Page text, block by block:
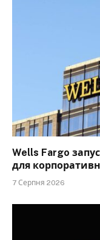
Wells Fargo
для
7 Серпня 2026